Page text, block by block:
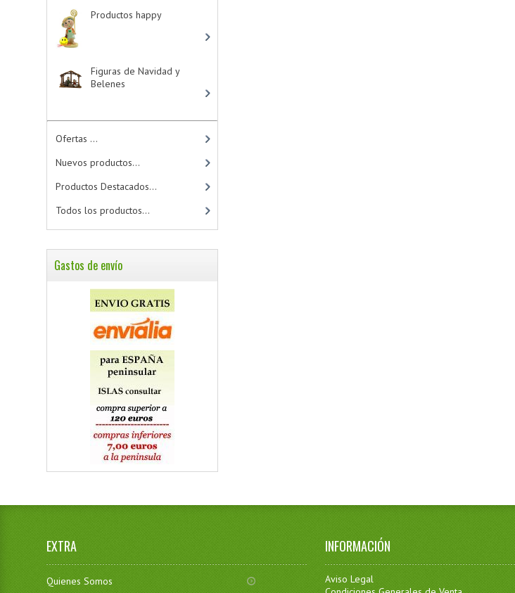
Productos happy
Figuras de Navidad y
Belenes
Ofertas ...
Nuevos productos...
Productos Destacados...
Todos los productos...
Gastos de envío
EXTRA
Quienes Somos
INFORMACIÓN
Aviso Legal